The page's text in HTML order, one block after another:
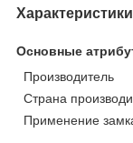
Характеристики
Основные
Производитель
Страна
Применение